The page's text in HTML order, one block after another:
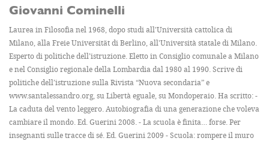
Giovanni Cominelli
Laurea in Filosofia nel 1968, dopo studi all'Università cattolica di
Milano, alla Freie Universität di Berlino, all'Università statale di Milano.
Esperto di politiche dell’istruzione. Eletto in Consiglio comunale a Milano
e nel Consiglio regionale della Lombardia dal 1980 al 1990. Scrive di
politiche dell’istruzione sulla Rivista “Nuova secondaria” e
www.santalessandro.org, su Libertà eguale, su Mondoperaio. Ha scritto: -
La caduta del vento leggero. Autobiografia di una generazione che voleva
cambiare il mondo. Ed. Guerini 2008. - La scuola è finita… forse. Per
insegnanti sulle tracce di sé. Ed. Guerini 2009 - Scuola: rompere il muro